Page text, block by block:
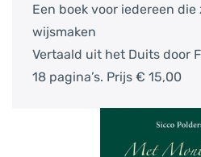
Een boek voor iedereen
wijsmaken
Vertaald uit het Duits door
18 pagina’s. Prijs € 15,00